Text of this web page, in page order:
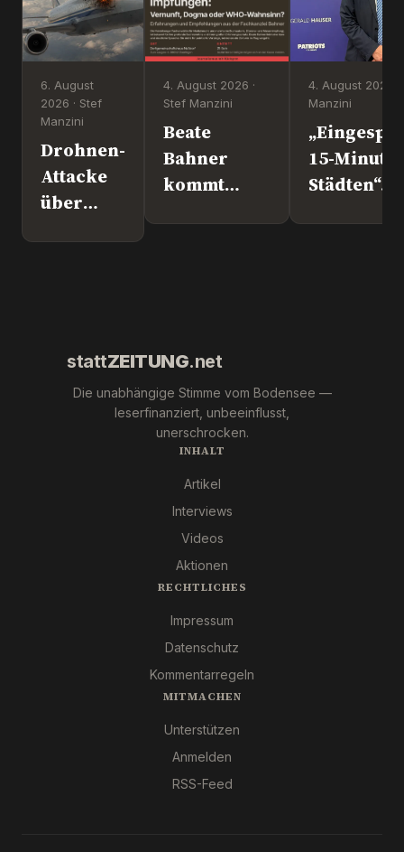
6. August
2026 · Stef
Manzini
Drohnen-
Attacke
über
4. August 2026 ·
Stef Manzini
Beate
Bahner
kommt
4. August 2026 ·
Manzini
15-
Städten“.
stattZEITUNG.net
Die unabhängige Stimme vom Bodensee —
leserfinanziert, unbeeinflusst,
unerschrocken.
INHALT
Artikel
Interviews
Videos
Aktionen
RECHTLICHES
Impressum
Datenschutz
Kommentarregeln
MITMACHEN
Unterstützen
Anmelden
RSS-Feed